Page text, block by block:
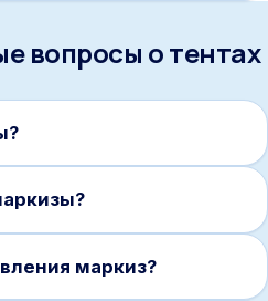
вопросы о тентах
маркиз?